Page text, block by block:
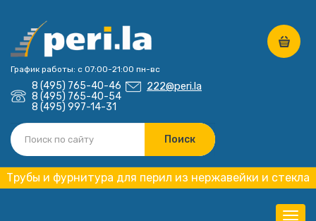
График работы: с 07:00-21:00 пн-вс
8 (495) 765-40-46
8 (495) 765-40-54
8 (495) 997-14-31
222@peri.la
Трубы и фурнитура для перил из нержавейки и стекла